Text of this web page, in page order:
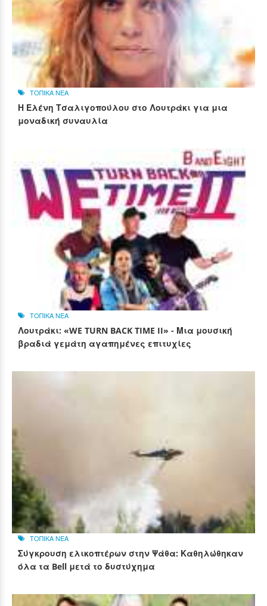
ΤΟΠΙΚΑ ΝΕΑ
Η Ελένη Τσαλιγοπούλου στο Λουτράκι για μια
μοναδική συναυλία
ΤΟΠΙΚΑ ΝΕΑ
Λουτράκι: «WE TURN BACK TIME II» - Μια μουσική
βραδιά γεμάτη αγαπημένες επιτυχίες
ΤΟΠΙΚΑ ΝΕΑ
Σύγκρουση ελικοπτέρων στην Ψάθα: Καθηλώθηκαν
όλα τα Bell μετά το δυστύχημα